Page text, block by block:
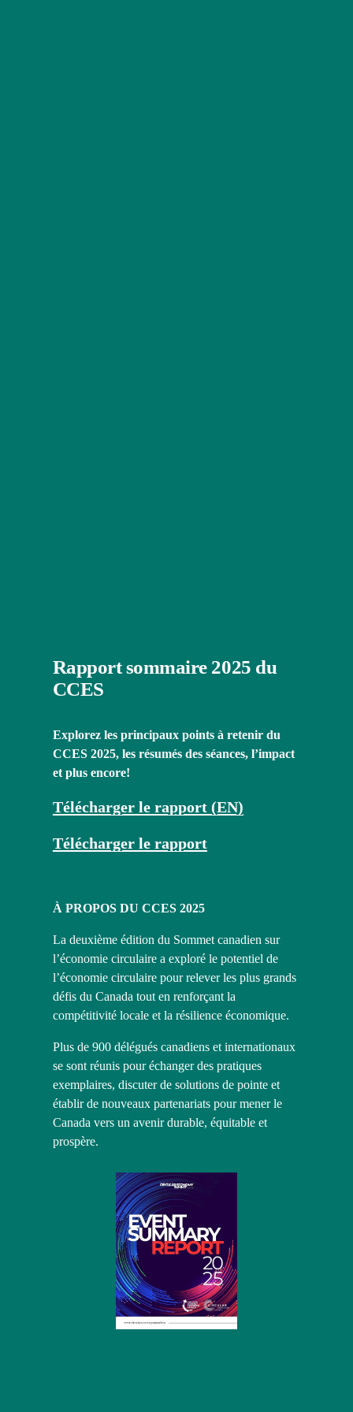
Rapport sommaire 2025 du
CCES
Explorez les principaux points à retenir du
CCES 2025, les résumés des séances, l’impact
et plus encore!
Télécharger le rapport (EN)
Télécharger le rapport
À PROPOS DU CCES 2025
La deuxième édition du Sommet canadien sur
l’économie circulaire a exploré le potentiel de
l’économie circulaire pour relever les plus grands
défis du Canada tout en renforçant la
compétitivité locale et la résilience économique.
Plus de 900 délégués canadiens et internationaux
se sont réunis pour échanger des pratiques
exemplaires, discuter de solutions de pointe et
établir de nouveaux partenariats pour mener le
Canada vers un avenir durable, équitable et
prospère.